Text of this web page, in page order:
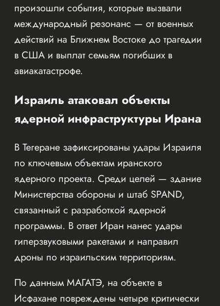
произошли события, которые вызвали
международный резонанс — от военных
действий на Ближнем Востоке до трагедии
в США и выплат семьям погибших в
авиакатастрофе.
Израиль атаковал объекты
ядерной инфраструктуры Ирана
В Тегеране зафиксированы удары Израиля
по ключевым объектам иранского
ядерного проекта. Среди целей — здание
Министерства обороны и штаб SPAND,
связанный с разработкой ядерной
программы. В ответ Иран нанес удары
гиперзвуковыми ракетами и направил
дроны по израильским территориям.
По данным МАГАТЭ, на объекте в
Исфахане повреждены четыре критически